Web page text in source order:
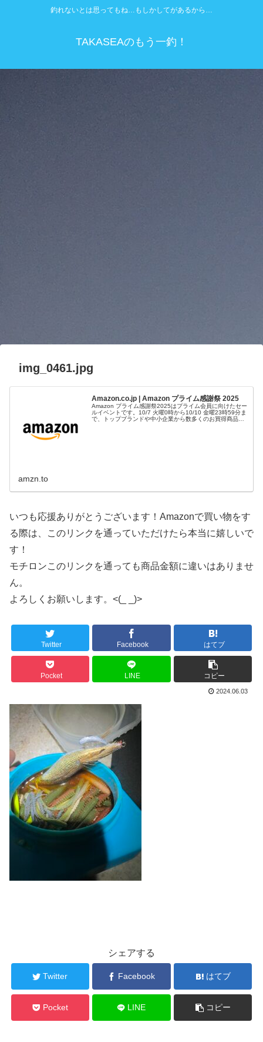
釣れないとは思ってもね…もしかしてがあるから…
TAKASEAのもう一釣！
img_0461.jpg
Amazon.co.jp | Amazon プライム感謝祭 2025
Amazon プライム感謝祭2025はプライム会員に向けたセー
ルイベントです。10/7 火曜0時から10/10 金曜23時59分ま
で、トップブランドや中小企業から数多くのお買得商品が
amzn.to
いつも応援ありがとうございます！Amazonで買い物をす
る際は、このリンクを通っていただけたら本当に嬉しいで
す！
モチロンこのリンクを通っても商品金額に違いはありませ
ん。
よろしくお願いします。<(_ _)>
Twitter Facebook はてブ
Pocket LINE コピー
2024.06.03
シェアする
Twitter Facebook はてブ
Pocket LINE コピー